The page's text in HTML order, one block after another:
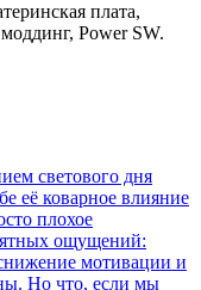
плата,
Power SW.
светового дня
её коварное влияние
плохое
ощущений:
мотивации и
Но что, если мы